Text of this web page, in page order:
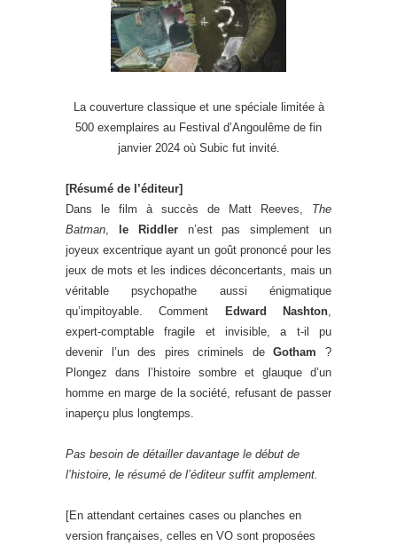
La couverture classique et une spéciale limitée à
500 exemplaires au Festival d’Angoulême de fin
janvier 2024 où Subic fut invité.
[Résumé de l’éditeur]
Dans le film à succès de Matt Reeves, The
Batman, le Riddlern’est pas simplement un
joyeux excentrique ayant un goût prononcé pour les
jeux de mots et les indices déconcertants, mais un
véritable psychopathe aussi énigmatique
qu’impitoyable. Comment
Edward Nashton,
expert-comptable fragile et invisible, a t-il pu
devenir l’un des pires criminels deGotham ?
Plongez dans l’histoire sombre et glauque d’un
homme en marge de la société, refusant de passer
inaperçu plus longtemps.
Pas besoin de détailler davantage le début de
l’histoire, le résumé de l’éditeur suffit amplement.
[En attendant certaines cases ou planches en
version françaises, celles en VO sont proposées